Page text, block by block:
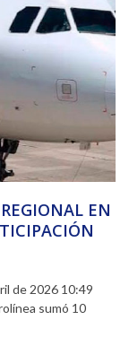
EN
de 2026 10:49
sumó 10